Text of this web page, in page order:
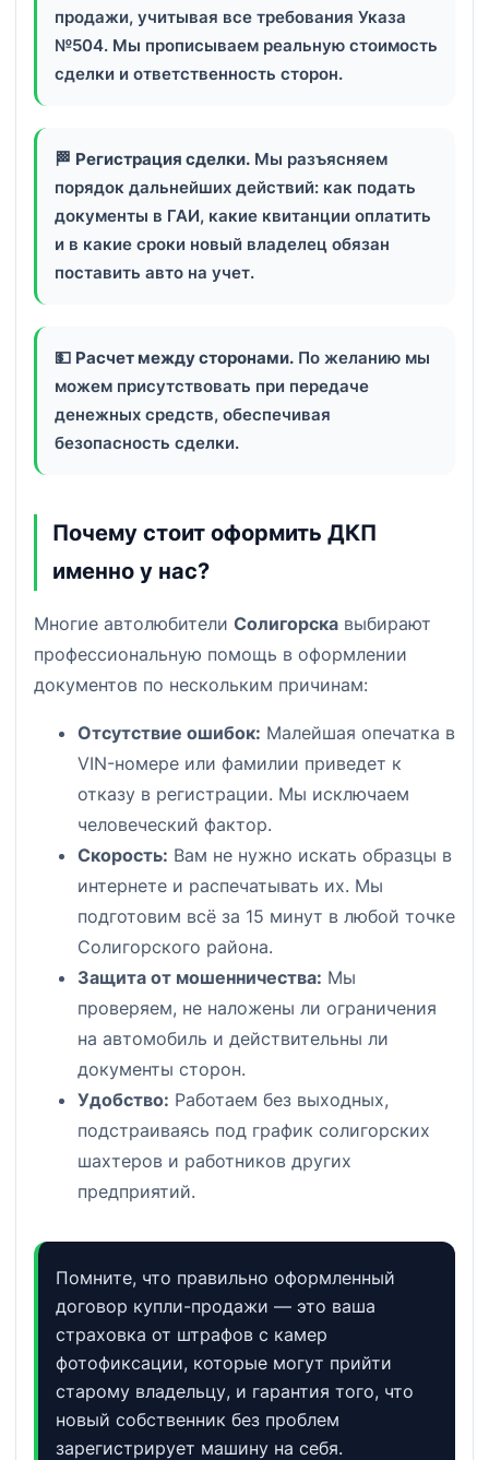
продажи, учитывая все требования Указа
№504. Мы прописываем реальную стоимость
сделки и ответственность сторон.
🏁 Регистрация сделки. Мы разъясняем
порядок дальнейших действий: как подать
документы в ГАИ, какие квитанции оплатить
и в какие сроки новый владелец обязан
поставить авто на учет.
💵 Расчет между сторонами. По желанию мы
можем присутствовать при передаче
денежных средств, обеспечивая
безопасность сделки.
Почему стоит оформить ДКП
именно у нас?
Многие автолюбители Солигорска выбирают
профессиональную помощь в оформлении
документов по нескольким причинам:
Отсутствие ошибок: Малейшая опечатка в
VIN-номере или фамилии приведет к
отказу в регистрации. Мы исключаем
человеческий фактор.
Скорость: Вам не нужно искать образцы в
интернете и распечатывать их. Мы
подготовим всё за 15 минут в любой точке
Солигорского района.
Защита от мошенничества: Мы
проверяем, не наложены ли ограничения
на автомобиль и действительны ли
документы сторон.
Удобство: Работаем без выходных,
подстраиваясь под график солигорских
шахтеров и работников других
предприятий.
Помните, что правильно оформленный
договор купли-продажи — это ваша
страховка от штрафов с камер
фотофиксации, которые могут прийти
старому владельцу, и гарантия того, что
новый собственник без проблем
зарегистрирует машину на себя.